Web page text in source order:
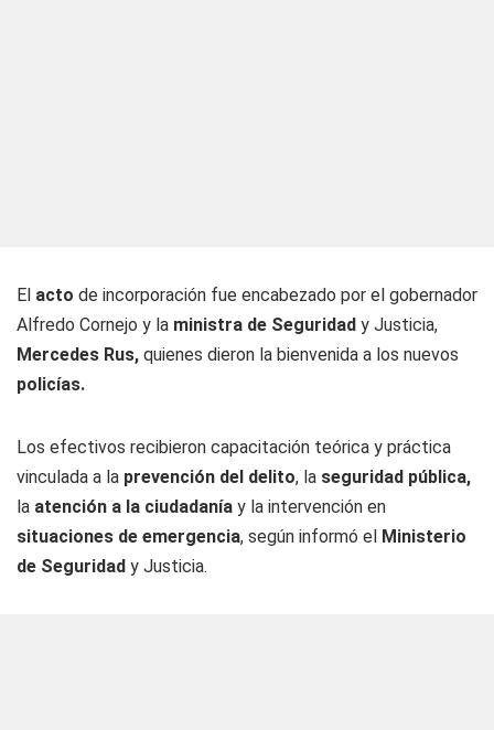
El acto de incorporación fue encabezado por el gobernador
Alfredo Cornejo y la ministra de Seguridad y Justicia,
Mercedes Rus, quienes dieron la bienvenida a los nuevos
policías.
Los efectivos recibieron capacitación teórica y práctica
vinculada a la prevención del delito, la seguridad pública,
la atención a la ciudadanía y la intervención en
situaciones de emergencia, según informó el Ministerio
de Seguridad y Justicia.